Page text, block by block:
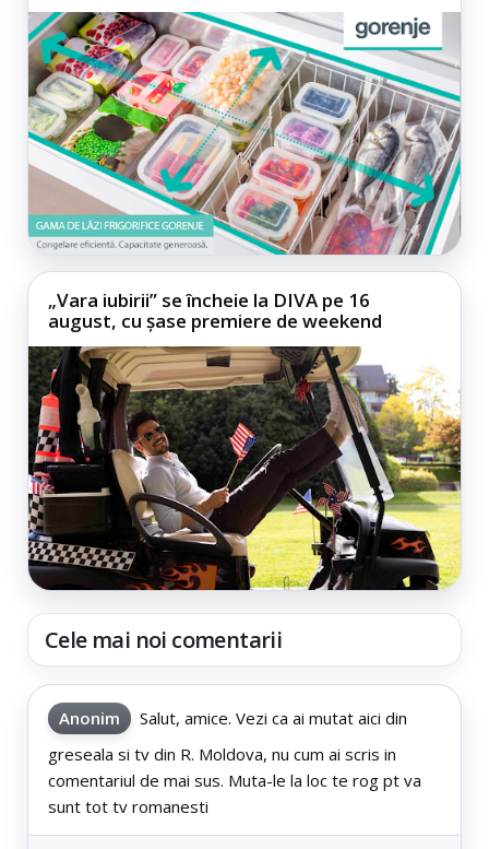
„Vara iubirii” se încheie la DIVA pe 16
august, cu șase premiere de weekend
Cele mai noi comentarii
Anonim
Salut, amice. Vezi ca ai mutat aici din
greseala si tv din R. Moldova, nu cum ai scris in
comentariul de mai sus. Muta-le la loc te rog pt va
sunt tot tv romanesti